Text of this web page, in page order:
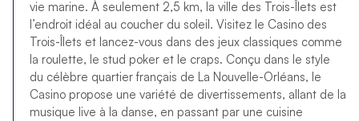
vie marine. À seulement 2,5 km, la ville des Trois-Îlets est
l’endroit idéal au coucher du soleil. Visitez le Casino des
Trois-Îlets et lancez-vous dans des jeux classiques comme
la roulette, le stud poker et le craps. Conçu dans le style
du célèbre quartier français de La Nouvelle-Orléans, le
Casino propose une variété de divertissements, allant de la
musique live à la danse, en passant par une cuisine